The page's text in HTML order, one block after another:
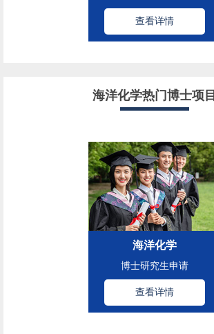
查看详情
海洋化学热门博士项目
海洋化学
博士研究生申请
查看详情